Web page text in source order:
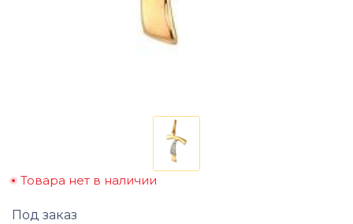
Товара нет в наличии
Под заказ